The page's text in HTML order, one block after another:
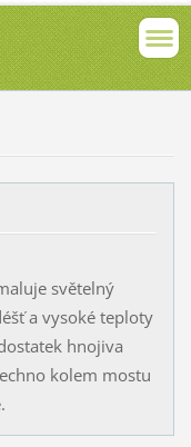
světelný
a vysoké teploty
hnojiva
kolem mostu